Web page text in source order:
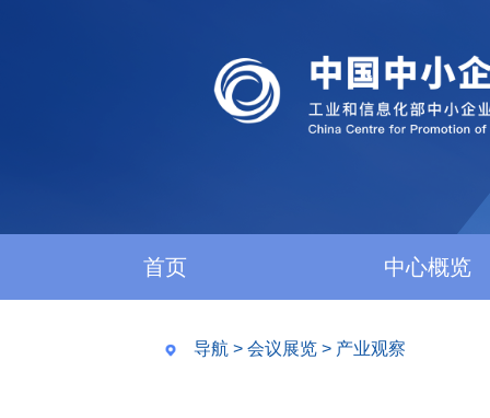
首页 中心概览
导航 > 会议展览 > 产业观察